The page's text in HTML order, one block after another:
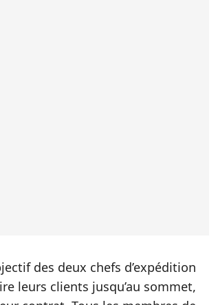
des deux chefs d’expédition
leurs clients jusqu’au sommet,